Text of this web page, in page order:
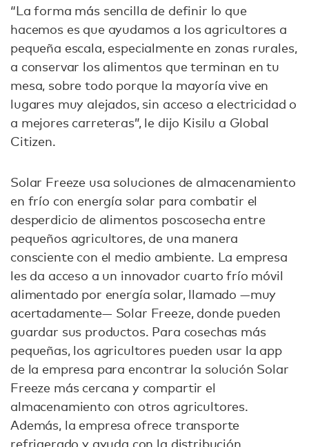
“La forma más sencilla de definir lo que
hacemos es que ayudamos a los agricultores a
pequeña escala, especialmente en zonas rurales,
a conservar los alimentos que terminan en tu
mesa, sobre todo porque la mayoría vive en
lugares muy alejados, sin acceso a electricidad o
a mejores carreteras”, le dijo Kisilu a Global
Citizen.
Solar Freeze usa soluciones de almacenamiento
en frío con energía solar para combatir el
desperdicio de alimentos poscosecha entre
pequeños agricultores, de una manera
consciente con el medio ambiente. La empresa
les da acceso a un innovador cuarto frío móvil
alimentado por energía solar, llamado —muy
acertadamente— Solar Freeze, donde pueden
guardar sus productos. Para cosechas más
pequeñas, los agricultores pueden usar la app
de la empresa para encontrar la solución Solar
Freeze más cercana y compartir el
almacenamiento con otros agricultores.
Además, la empresa ofrece transporte
refrigerado y ayuda con la distribución.